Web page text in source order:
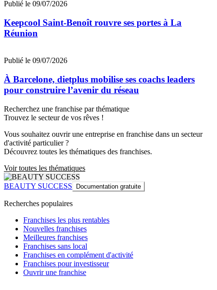
Publié le 09/07/2026
Keepcool Saint-Benoît rouvre ses portes à La
Réunion
Publié le 09/07/2026
À Barcelone, dietplus mobilise ses coachs leaders
pour construire l’avenir du réseau
Recherchez une franchise par thématique
Trouvez le secteur de vos rêves !
Vous souhaitez ouvrir une entreprise en franchise dans un secteur
d'activité particulier ?
Découvrez toutes les thématiques des franchises.
Voir toutes les thématiques
BEAUTY SUCCESS Documentation gratuite
Recherches populaires
Franchises les plus rentables
Nouvelles franchises
Meilleures franchises
Franchises sans local
Franchises en complément d'activité
Franchises pour investisseur
Ouvrir une franchise